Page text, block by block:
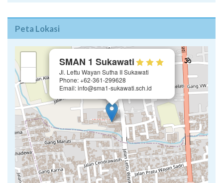
Peta Lokasi
SMAN 1 Sukawati
Jl. Lettu Wayan Sutha II Sukawati
Phone: +62-361-299628
Email: info@sma1-sukawati.sch.id